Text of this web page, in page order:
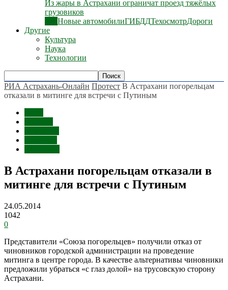
Из жары в Астрахани ограничат проезд тяжёлых
грузовиков
Новые автомобилиГИБДДТехосмотрДороги
Другие
Культура
Наука
Технологии
РИА Астрахань-Онлайн Протест В Астрахани погорельцам
отказали в митинге для встречи с Путиным
В Астрахани погорельцам отказали в
митинге для встречи с Путиным
24.05.2014
1042
0
Представители «Союза погорельцев» получили отказ от
чиновников городской администрации на проведение
митинга в центре города. В качестве альтернативы чиновники
предложили убраться «с глаз долой» на трусовскую сторону
Астрахани.